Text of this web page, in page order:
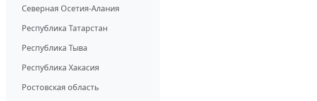
Северная Осетия-Алания
Республика Татарстан
Республика Тыва
Республика Хакасия
Ростовская область